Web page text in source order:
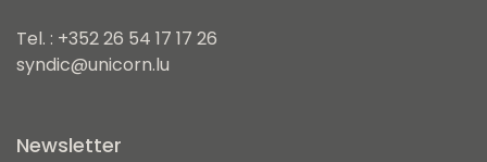
Tel. : +352 26 54 17 17 26
syndic@unicorn.lu
Newsletter